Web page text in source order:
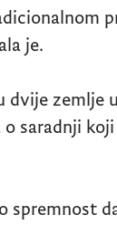
je.
dvije zemlje
saradnji
spremnost